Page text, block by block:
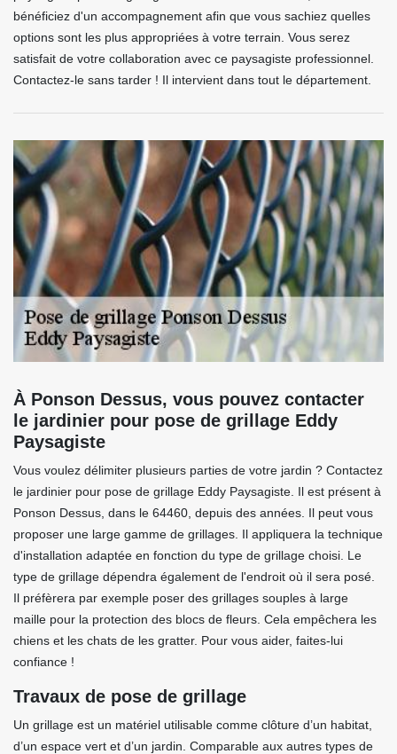
bénéficiez d'un accompagnement afin que vous sachiez quelles
options sont les plus appropriées à votre terrain. Vous serez
satisfait de votre collaboration avec ce paysagiste professionnel.
Contactez-le sans tarder ! Il intervient dans tout le département.
À Ponson Dessus, vous pouvez contacter
le jardinier pour pose de grillage Eddy
Paysagiste
Vous voulez délimiter plusieurs parties de votre jardin ? Contactez
le jardinier pour pose de grillage Eddy Paysagiste. Il est présent à
Ponson Dessus, dans le 64460, depuis des années. Il peut vous
proposer une large gamme de grillages. Il appliquera la technique
d'installation adaptée en fonction du type de grillage choisi. Le
type de grillage dépendra également de l'endroit où il sera posé.
Il préfèrera par exemple poser des grillages souples à large
maille pour la protection des blocs de fleurs. Cela empêchera les
chiens et les chats de les gratter. Pour vous aider, faites-lui
confiance !
Travaux de pose de grillage
Un grillage est un matériel utilisable comme clôture d’un habitat,
d’un espace vert et d’un jardin. Comparable aux autres types de